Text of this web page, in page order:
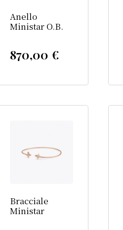
Anello
Ministar O.B.
870,00 €
Bracciale
Ministar